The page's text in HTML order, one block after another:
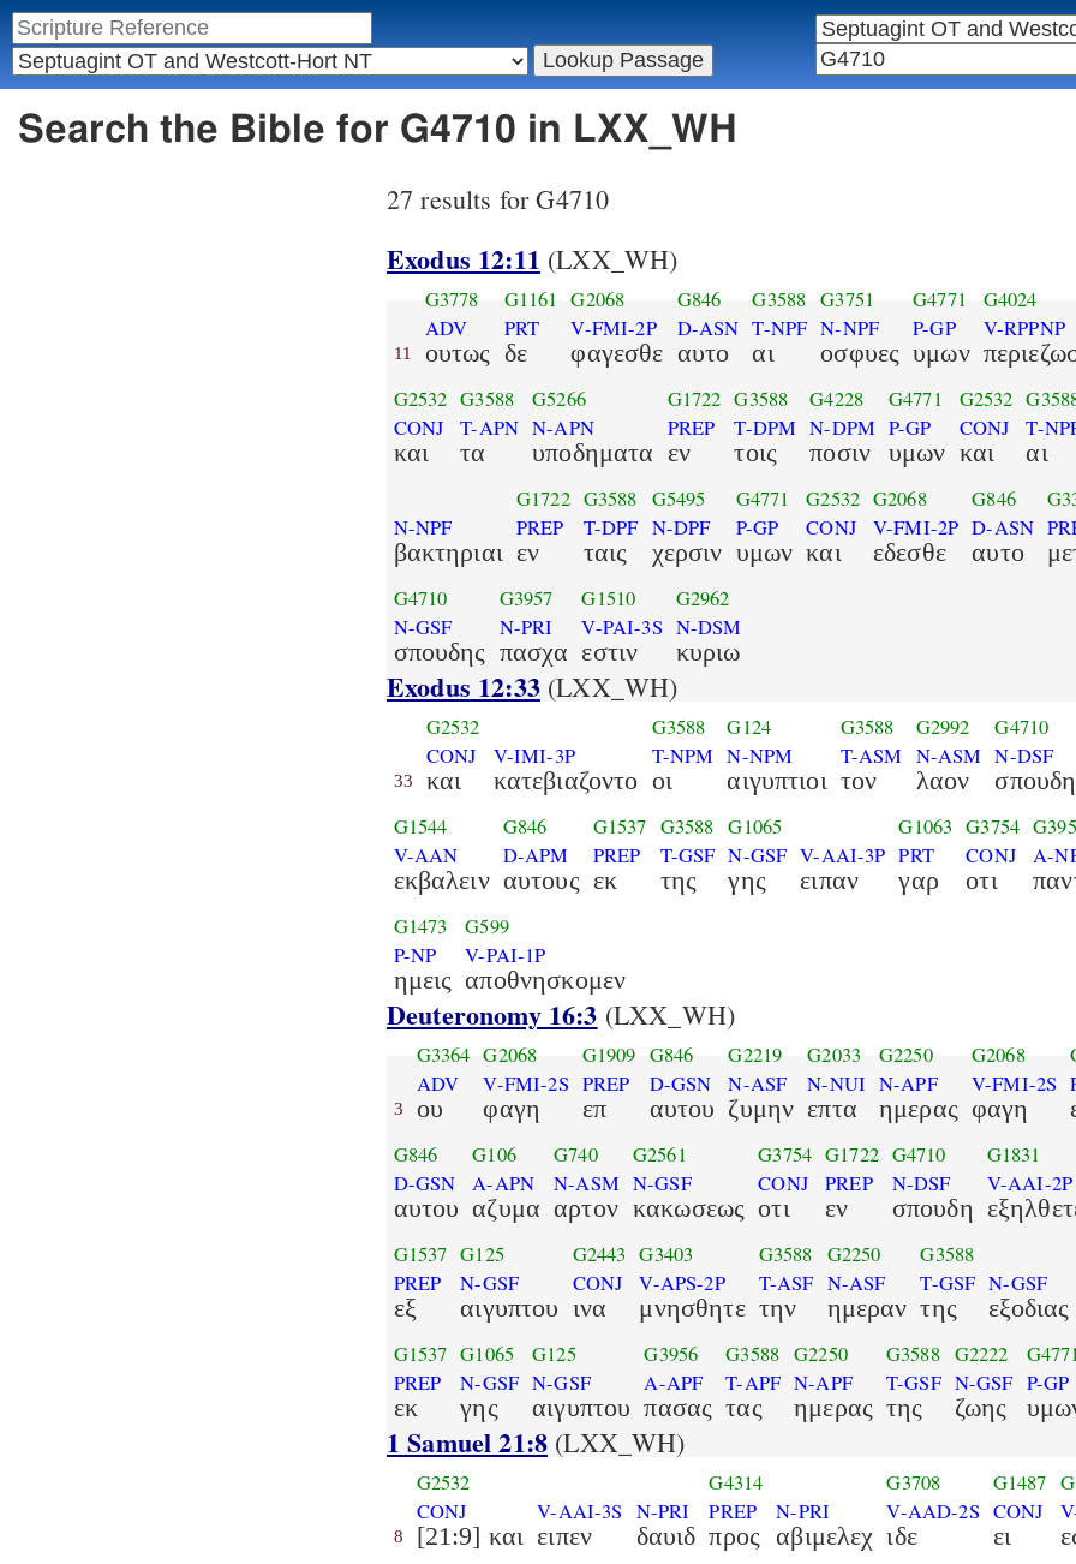
Search the Bible for G4710 in LXX_WH
27 results for G4710
Exodus 12:11 (LXX_WH)
11
G3778
ADV
ουτως
G1161
PRT
δε
G2068
V-FMI-2P
φαγεσθε
G846
D-ASN
αυτο
G3588
T-NPF
αι
G3751
N-NPF
οσφυες
G4771
P-GP
υμων
G4024
V-RPPNP
G2532
CONJ
και
G3588
T-APN
τα
G5266
N-APN
υποδηματα
G1722
PREP
εν
G3588
T-DPM
τοις
G4228
N-DPM
ποσιν
G4771
P-GP
υμων
G2532
CONJ
και
T-
αι
N-NPF
βακτηριαι
G1722
PREP
εν
G3588
T-DPF
ταις
G5495
N-DPF
χερσιν
G4771
P-GP
υμων
G2532
CONJ
και
G2068
V-FMI-2P
εδεσθε
G846
D-ASN
αυτο
G4710
N-GSF
σπουδης
G3957
N-PRI
πασχα
G1510
V-PAI-3S
εστιν
G2962
N-DSM
κυριω
Exodus 12:33(LXX_WH)
33
G2532
CONJ
και
V-IMI-3P
κατεβιαζοντο
G3588
T-NPM
οι
G124
N-NPM
αιγυπτιοι
G3588
T-ASM
τον
G2992
N-ASM
λαον
G4710
N-DSF
σπουδη
G1544
V-AAN
εκβαλειν
G846
D-APM
αυτους
G1537
PREP
εκ
G3588
T-GSF
της
G1065
N-GSF
γης
V-AAI-3P
ειπαν
G1063
PRT
γαρ
G3754
CONJ
οτι
A-
G1473
P-NP
ημεις
G599
V-PAI-1P
αποθνησκομεν
Deuteronomy 16:3 (LXX_WH)
3
G3364
ADV
ου
G2068
V-FMI-2S
φαγη
G1909
PREP
επ
G846
D-GSN
αυτου
G2219
N-ASF
ζυμην
G2033
N-NUI
επτα
G2250
N-APF
ημερας
G2068
V-FMI-2S
φαγη
G846
D-GSN
αυτου
G106
A-APN
αζυμα
G740
N-ASM
αρτον
G2561
N-GSF
κακωσεως
G3754
CONJ
οτι
G1722
PREP
εν
G4710
N-DSF
σπουδη
G1831
V-AAI-2P
G1537
PREP
εξ
G125
N-GSF
αιγυπτου
G2443
CONJ
ινα
G3403
V-APS-2P
μνησθητε
G3588
T-ASF
την
G2250
N-ASF
ημεραν
G3588
T-GSF
της
N-GSF
εξοδιας
G1537
PREP
εκ
G1065
N-GSF
γης
G125
N-GSF
αιγυπτου
G3956
A-APF
πασας
G3588
T-APF
τας
G2250
N-APF
ημερας
G3588
T-GSF
της
G2222
N-GSF
ζωης
P-GP
1 Samuel 21:8 (LXX_WH)
8
G2532
CONJ
[21:9] και
V-AAI-3S
ειπεν
N-PRI
δαυιδ
G4314
PREP
προς
N-PRI
αβιμελεχ
G3708
V-AAD-2S
ιδε
G1487
CONJ
ει